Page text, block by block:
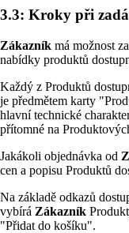
3.3: Kroky při
Zákazník má možnost
nabídky produktů
Každý z Produktů
je předmětem karty
hlavní technické
přítomné na
Jakákoli objednávka od
cen a popisu Produktů
Na základě odkazů
vybírá Zákazník
"Přidat do košíku".